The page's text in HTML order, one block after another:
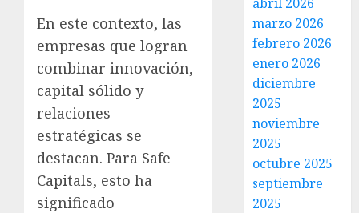
En este contexto, las
empresas que logran
combinar innovación,
capital sólido y
relaciones
estratégicas se
destacan. Para Safe
Capitals, esto ha
significado
marzo 2026
febrero 2026
enero 2026
diciembre
2025
noviembre
2025
octubre 2025
septiembre
2025